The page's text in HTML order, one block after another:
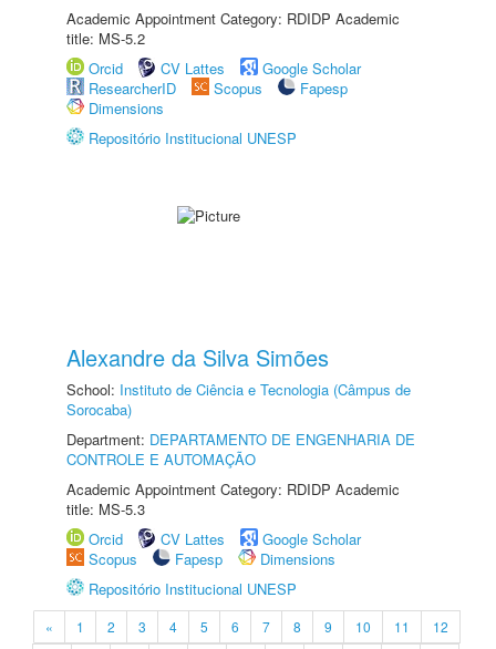
Academic Appointment Category: RDIDP Academic
title: MS-5.2
Orcid
CV Lattes
Google Scholar
ResearcherID
Scopus
Fapesp
Dimensions
Repositório Institucional UNESP
Alexandre da Silva Simões
School: Instituto de Ciência e Tecnologia (Câmpus de
Sorocaba)
Department: DEPARTAMENTO DE ENGENHARIA DE
CONTROLE E AUTOMAÇÃO
Academic Appointment Category: RDIDP Academic
title: MS-5.3
Orcid
CV Lattes
Google Scholar
Scopus
Fapesp
Dimensions
Repositório Institucional UNESP
« 1 2 3 4 5 6 7 8 9 10 11
12